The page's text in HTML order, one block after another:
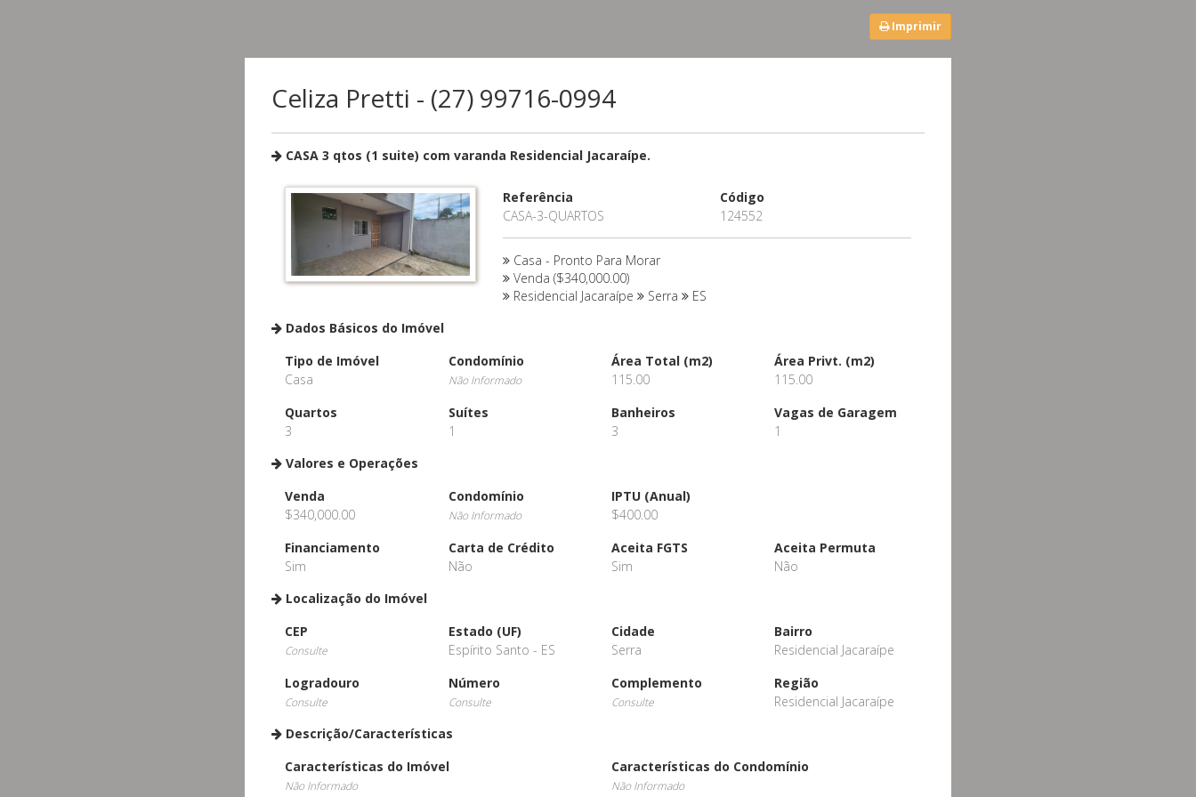
Imprimir
Celiza Pretti - (27) 99716-0994
CASA 3 qtos (1 suite) com varanda Residencial Jacaraípe.
Referência
CASA-3-QUARTOS
Código
124552
Casa - Pronto Para Morar
Venda ($340,000.00)
Residencial Jacaraípe
Serra
ES
Dados Básicos do Imóvel
Tipo de Imóvel
Casa
Condomínio
Não Informado
Área Total (m2)
115.00
Área Privt. (m2)
115.00
Quartos
3
Suítes
1
Banheiros
3
Vagas de Garagem
1
Valores e Operações
Venda
$340,000.00
Condomínio
Não Informado
IPTU (Anual)
$400.00
Financiamento
Sim
Carta de Crédito
Não
Aceita FGTS
Sim
Aceita Permuta
Não
Localização do Imóvel
CEP
Consulte
Estado (UF)
Espírito Santo - ES
Cidade
Serra
Bairro
Residencial Jacaraípe
Logradouro
Consulte
Número
Consulte
Complemento
Consulte
Região
Residencial Jacaraípe
Descrição/Características
Características do Imóvel
Não Informado
Características do Condomínio
Não Informado